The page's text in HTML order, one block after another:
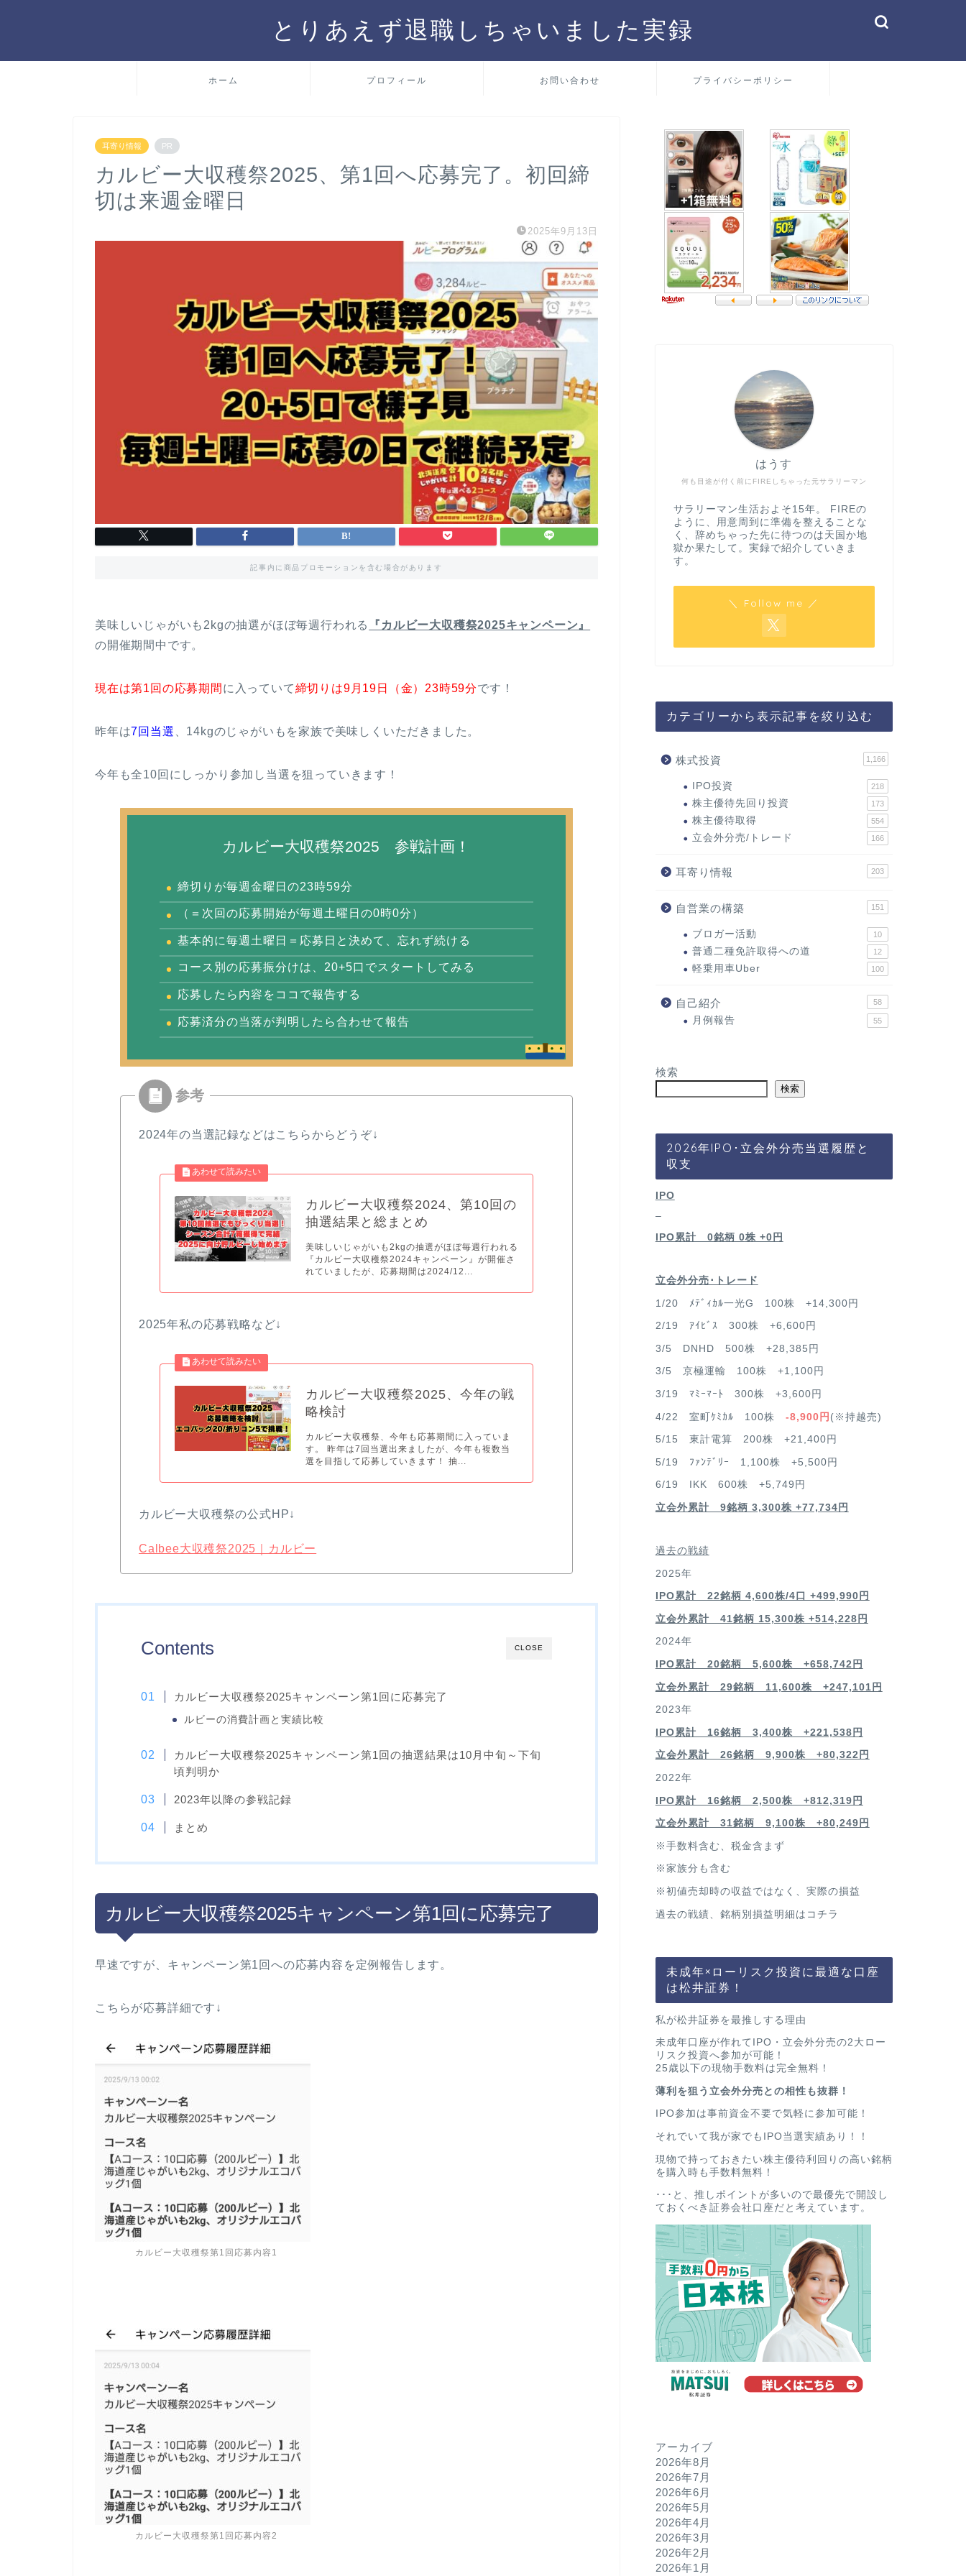
とりあえず退職しちゃいました実録
ホーム プロフィール お問い合わせ プライバシーポリシー
耳寄り情報 PR
カルビー大収穫祭2025、第1回へ応募完了。初回締
切は来週金曜日
2025年9月13日
記事内に商品プロモーションを含む場合があります
美味しいじゃがいも2kgの抽選がほぼ毎週行われる
『カルビー大収穫祭2025キャンペーン』
の開催期間中です。
現在は第1回の応募期間 に入っていて締切りは9月19日（金）23時59分です！
昨年は7回当選 、14kgのじゃがいもを家族で美味しくいただきました。
今年も全10回にしっかり参加し当選を狙っていきます！
カルビー大収穫祭2025 参戦計画！
締切りが毎週金曜日の23時59分
（＝次回の応募開始が毎週土曜日の0時0分）
基本的に毎週土曜日＝応募日と決めて、忘れず続ける
コース別の応募振分けは、20+5口でスタートしてみる
応募したら内容をココで報告する
応募済分の当落が判明したら合わせて報告
2024年の当選記録などはこちらからどうぞ↓
カルビー大収穫祭2024、第10回の
抽選結果と総まとめ
美味しいじゃがいも2kgの抽選がほぼ毎週行われる
『カルビー大収穫祭2024キャンペーン』が開催さ
れていましたが、応募期間は2024/12...
2025年私の応募戦略など↓
カルビー大収穫祭2025、今年の戦
略検討
カルビー大収穫祭、今年も応募期間に入っていま
す。 昨年は7回当選出来ましたが、今年も複数当
選を目指して応募していきます！ 抽...
カルビー大収穫祭の公式HP↓
Calbee大収穫祭2025｜カルビー
CLOSE
Contents
カルビー大収穫祭2025キャンペーン第1回に応募完了
ルビーの消費計画と実績比較
カルビー大収穫祭2025キャンペーン第1回の抽選結果は10月中旬～下旬
頃判明か
2023年以降の参戦記録
まとめ
カルビー大収穫祭2025キャンペーン第1回に応募完了
早速ですが、キャンペーン第1回への応募内容を定例報告します。
こちらが応募詳細です↓
カルビー大収穫祭第1回応募内容1
カルビー大収穫祭第1回応募内容2
何も目途が付く前にFIREしちゃった元サラリーマン
はうす
サラリーマン生活およそ15年。 FIREの
ように、用意周到に準備を整えることな
く、辞めちゃった先に待つのは天国か地
獄か果たして。実録で紹介していきま
す。
＼ Follow me ／
カテゴリーから表示記事を絞り込む
株式投資 1,166
IPO投資 218
株主優待先回り投資 173
株主優待取得 554
立会外分売/トレード 166
耳寄り情報 203
自営業の構築 151
ブロガー活動 10
普通二種免許取得への道 12
軽乗用車Uber 100
自己紹介 58
月例報告 55
検索
検索
2026年IPO･立会外分売当選履歴と
収支
IPO
–
IPO累計 0銘柄 0株 +0円
立会外分売･トレード
1/20 ﾒﾃﾞｨｶﾙ一光G 100株 +14,300円
2/19 ｱｲﾋﾞｽ 300株 +6,600円
3/5 DNHD 500株 +28,385円
3/5 京極運輸 100株 +1,100円
3/19 ﾏﾐｰﾏｰﾄ 300株 +3,600円
4/22 室町ｹﾐｶﾙ 100株 -8,900円 (※持越売)
5/15 東計電算 200株 +21,400円
5/19 ﾌｧﾝﾃﾞﾘｰ 1,100株 +5,500円
6/19 IKK 600株 +5,749円
立会外累計 9銘柄 3,300株 +77,734円
過去の戦績
2025年
IPO累計 22銘柄 4,600株/4口 +499,990円
立会外累計 41銘柄 15,300株 +514,228円
2024年
IPO累計 20銘柄 5,600株 +658,742円
立会外累計 29銘柄 11,600株 +247,101円
2023年
IPO累計 16銘柄 3,400株 +221,538円
立会外累計 26銘柄 9,900株 +80,322円
2022年
IPO累計 16銘柄 2,500株 +812,319円
立会外累計 31銘柄 9,100株 +80,249円
※手数料含む、税金含まず
※家族分も含む
※初値売却時の収益ではなく、実際の損益
過去の戦績、銘柄別損益明細は コチラ
未成年×ローリスク投資に最適な口座
は松井証券！
私が松井証券を最推しする理由
未成年口座が作れてIPO・立会外分売の2大ロー
リスク投資へ参加が可能！
25歳以下の現物手数料は完全無料！
薄利を狙う立会外分売との相性も抜群！
IPO参加は事前資金不要で気軽に参加可能！
それでいて我が家でもIPO当選実績あり！！
現物で持っておきたい株主優待利回りの高い銘柄
を購入時も手数料無料！
･･･と、推しポイントが多いので最優先で開設し
ておくべき証券会社口座だと考えています。
アーカイブ
2026年8月
2026年7月
2026年6月
2026年5月
2026年4月
2026年3月
2026年2月
2026年1月